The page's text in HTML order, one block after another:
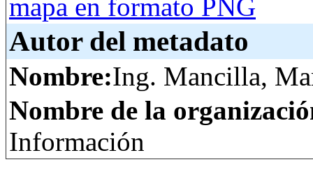
mapa en formato PNG
Autor del metadato
Nombre:Ing. Mancilla,
Nombre de la
Información